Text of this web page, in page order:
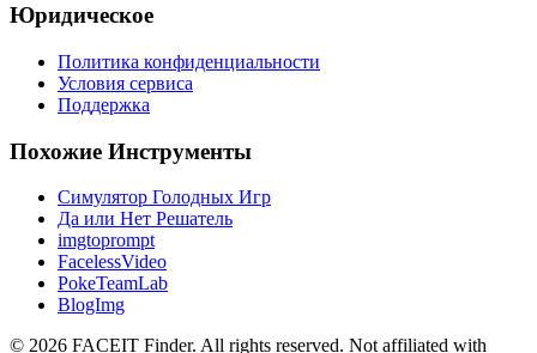
Юридическое
Политика конфиденциальности
Условия сервиса
Поддержка
Похожие Инструменты
Симулятор Голодных Игр
Да или Нет Решатель
imgtoprompt
FacelessVideo
PokeTeamLab
BlogImg
© 2026 FACEIT Finder. All rights reserved. Not affiliated with